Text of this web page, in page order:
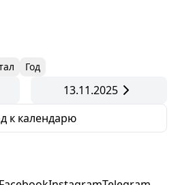
Год
13.11.2025
к календарю